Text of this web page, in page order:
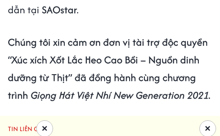
dẫn tại SAOstar.
Chúng tôi xin cảm ơn đơn vị tài trợ độc quyền
“Xúc xích Xốt Lắc Heo Cao Bồi – Nguồn dinh
dưỡng từ Thịt” đã đồng hành cùng chương
trình Giọng Hát Việt Nhí New Generation 2021.
TIN LIÊN QUAN ×
×